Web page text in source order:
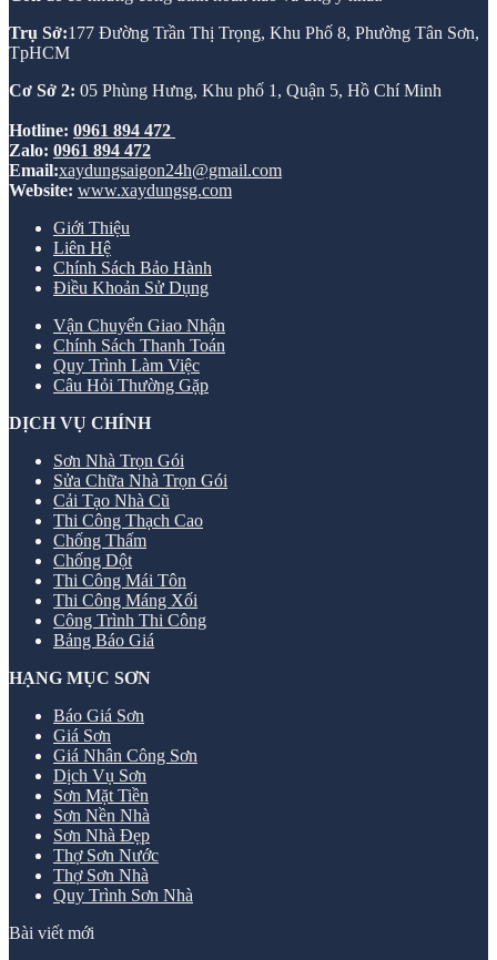
Trụ Sở:177 Đường Trần Thị Trọng, Khu Phố 8, Phường Tân Sơn,
TpHCM
Cơ Sở 2: 05 Phùng Hưng, Khu phố 1, Quận 5, Hồ Chí Minh
Hotline: 0961 894 472
Zalo: 0961 894 472
Email:xaydungsaigon24h@gmail.com
Website: www.xaydungsg.com
Giới Thiệu
Liên Hệ
Chính Sách Bảo Hành
Điều Khoản Sử Dụng
Vận Chuyển Giao Nhận
Chính Sách Thanh Toán
Quy Trình Làm Việc
Câu Hỏi Thường Gặp
DỊCH VỤ CHÍNH
Sơn Nhà Trọn Gói
Sửa Chữa Nhà Trọn Gói
Cải Tạo Nhà Cũ
Thi Công Thạch Cao
Chống Thấm
Chống Dột
Thi Công Mái Tôn
Thi Công Máng Xối
Công Trình Thi Công
Bảng Báo Giá
HẠNG MỤC SƠN
Báo Giá Sơn
Giá Sơn
Giá Nhân Công Sơn
Dịch Vụ Sơn
Sơn Mặt Tiền
Sơn Nền Nhà
Sơn Nhà Đẹp
Thợ Sơn Nước
Thợ Sơn Nhà
Quy Trình Sơn Nhà
Bài viết mới